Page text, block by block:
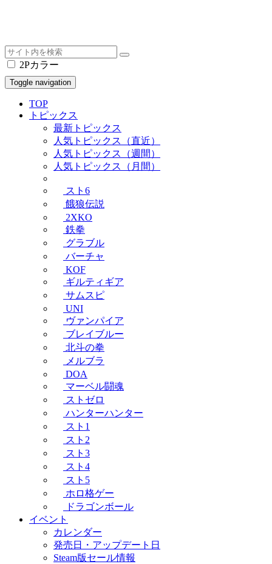
2Pカラー
Toggle navigation
TOP
トピックス
最新トピックス
人気トピックス（直近）
人気トピックス（週間）
人気トピックス（月間）
スト6
餓狼伝説
2XKO
鉄拳
グラブル
バーチャ
KOF
ギルティギア
サムスピ
UNI
ヴァンパイア
ブレイブルー
北斗の拳
メルブラ
DOA
マーベル闘魂
ストゼロ
ハンターハンター
スト1
スト2
スト3
スト4
スト5
ホロ格ゲー
ドラゴンボール
イベント
カレンダー
発売日・アップデート日
Steam版セール情報